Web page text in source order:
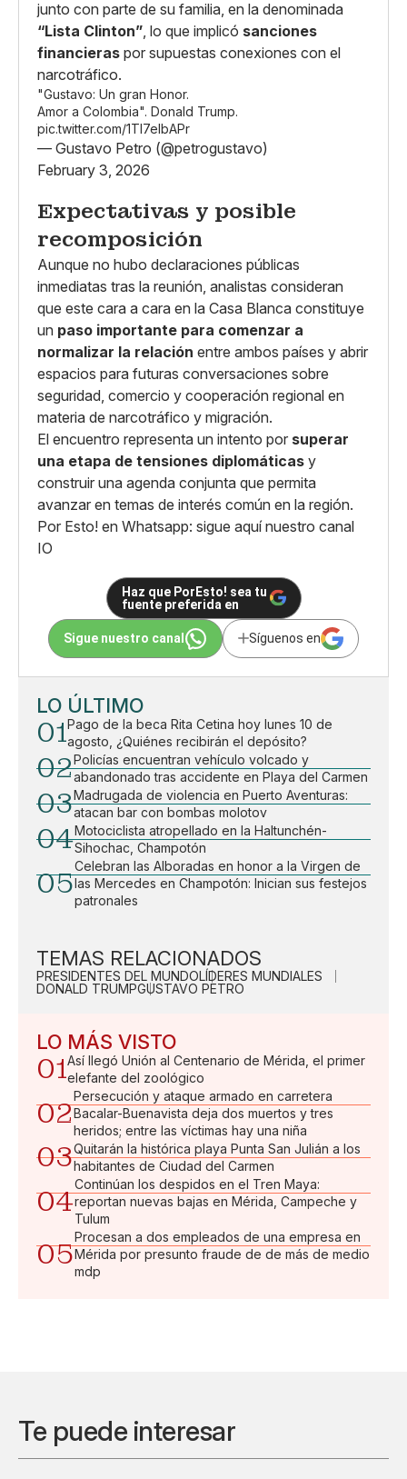
junto con parte de su familia, en la denominada
“Lista Clinton” , lo que implicó sanciones
financieras por supuestas conexiones con el
narcotráfico.
"Gustavo: Un gran Honor.
Amor a Colombia". Donald Trump.
pic.twitter.com/1Tl7eIbAPr
— Gustavo Petro (@petrogustavo)
February 3, 2026
Expectativas y posible
recomposición
Aunque no hubo declaraciones públicas
inmediatas tras la reunión, analistas consideran
que este cara a cara en la Casa Blanca constituye
un paso importante para comenzar a
normalizar la relación entre ambos países y abrir
espacios para futuras conversaciones sobre
seguridad, comercio y cooperación regional en
materia de narcotráfico y migración.
El encuentro representa un intento por superar
una etapa de tensiones diplomáticas y
construir una agenda conjunta que permita
avanzar en temas de interés común en la región.
Por Esto! en Whatsapp: sigue aquí nuestro canal
IO
Haz que PorEsto! sea tu
fuente preferida en
Sigue nuestro canal Síguenos en
LO ÚLTIMO
01Pago de la beca Rita Cetina hoy lunes 10 de
agosto, ¿Quiénes recibirán el depósito?
02Policías encuentran vehículo volcado y
abandonado tras accidente en Playa del Carmen
03Madrugada de violencia en Puerto Aventuras:
atacan bar con bombas molotov
04Motociclista atropellado en la Haltunchén-
Sihochac, Champotón
05
Celebran las Alboradas en honor a la Virgen de
las Mercedes en Champotón: Inician sus festejos
patronales
TEMAS RELACIONADOS
PRESIDENTES DEL MUNDOLÍDERES MUNDIALES
DONALD TRUMPGUSTAVO PETRO
LO MÁS VISTO
01Así llegó Unión al Centenario de Mérida, el primer
elefante del zoológico
02
Persecución y ataque armado en carretera
Bacalar-Buenavista deja dos muertos y tres
heridos; entre las víctimas hay una niña
03Quitarán la histórica playa Punta San Julián a los
habitantes de Ciudad del Carmen
04
Continúan los despidos en el Tren Maya:
reportan nuevas bajas en Mérida, Campeche y
Tulum
05
Procesan a dos empleados de una empresa en
Mérida por presunto fraude de de más de medio
mdp
Te puede interesar